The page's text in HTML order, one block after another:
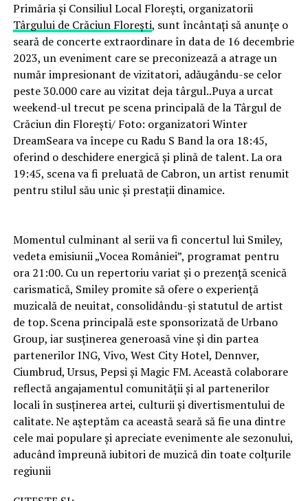
Primăria și Consiliul Local Florești, organizatorii
Târgului de Crăciun Florești, sunt încântați să anunțe o
seară de concerte extraordinare în data de 16 decembrie
2023, un eveniment care se preconizează a atrage un
număr impresionant de vizitatori, adăugându-se celor
peste 30.000 care au vizitat deja târgul..Puya a urcat
weekend-ul trecut pe scena principală de la Târgul de
Crăciun din Florești/ Foto: organizatori Winter
DreamSeara va începe cu Radu S Band la ora 18:45,
oferind o deschidere energică și plină de talent. La ora
19:45, scena va fi preluată de Cabron, un artist renumit
pentru stilul său unic și prestații dinamice.
Momentul culminant al serii va fi concertul lui Smiley,
vedeta emisiunii „Vocea României”, programat pentru
ora 21:00. Cu un repertoriu variat și o prezență scenică
carismatică, Smiley promite să ofere o experiență
muzicală de neuitat, consolidându-și statutul de artist
de top. Scena principală este sponsorizată de Urbano
Group, iar susținerea generoasă vine și din partea
partenerilor ING, Vivo, West City Hotel, Dennver,
Ciumbrud, Ursus, Pepsi și Magic FM. Această colaborare
reflectă angajamentul comunității și al partenerilor
locali în susținerea artei, culturii și divertismentului de
calitate. Ne așteptăm ca această seară să fie una dintre
cele mai populare și apreciate evenimente ale sezonului,
aducând împreună iubitori de muzică din toate colțurile
regiunii